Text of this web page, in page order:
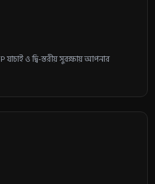
ও দ্বি-স্তরীয় সুরক্ষায় আপনার